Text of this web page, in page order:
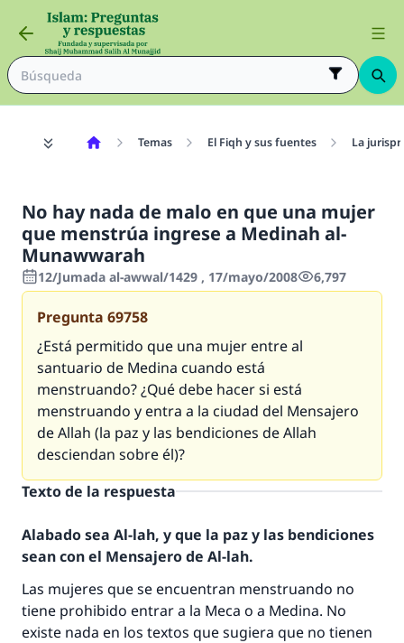
Temas El Fiqh y sus fuentes La
No hay nada de malo en que una mujer
que menstrúa ingrese a Medinah al-
Munawwarah
12/Jumada al-awwal/1429 , 17/mayo/2008 6,797
Pregunta 69758
¿Está permitido que una mujer entre al
santuario de Medina cuando está
menstruando? ¿Qué debe hacer si está
menstruando y entra a la ciudad del Mensajero
de Allah (la paz y las bendiciones de Allah
desciendan sobre él)?
Texto de la respuesta
Alabado sea Al-lah, y que la paz y las bendiciones
sean con el Mensajero de Al-lah.
Las mujeres que se encuentran menstruando no
tiene prohibido entrar a la Meca o a Medina. No
existe nada en los textos que sugiera que no tienen